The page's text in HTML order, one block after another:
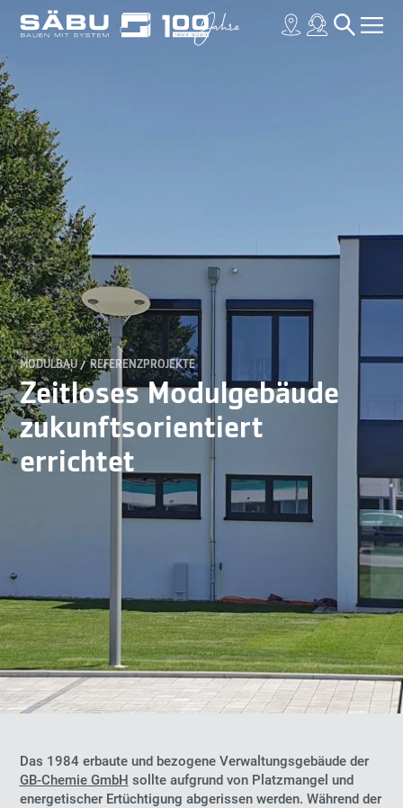
MODULBAU REFERENZPROJEKTE
Zeitloses Modulgebäude
zukunftsorientiert
errichtet
Das 1984 erbaute und bezogene Verwaltungsgebäude der
GB-Chemie GmbH sollte aufgrund von Platzmangel und
energetischer Ertüchtigung abgerissen werden. Während der